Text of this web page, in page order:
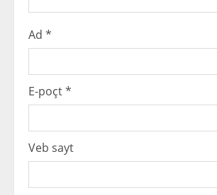
g
Ad *
E-poçt*
Veb sayt